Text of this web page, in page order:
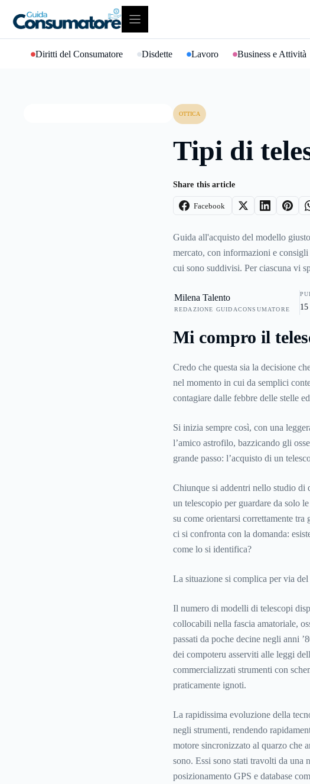
contenuto
Diritti del Consumatore Disdette Lavoro Business e Attività
OTTICA
Tipi di
Share this article
Facebook
Guida all'acquisto del modello
mercato, con informazioni e
cui sono suddivisi. Per ciascuna vi
prezzo, gli schemi ottici dei vari
svantaggi, dove si impiegano e
Milena Talento
REDAZIONE GUIDACONSUMATORE
Mi compro il
Credo che questa sia la decisione
nel momento in cui da semplici
contagiare dalle febbre delle stelle
Si inizia sempre così, con una
l’amico astrofilo, bazzicando gli
grande passo: l’acquisto di un
Chiunque si addentri nello studio di
un telescopio per guardare da solo
su come orientarsi correttamente
ci si confronta con la domanda:
come lo si identifica?
La situazione si complica per via del
Il numero di modelli di telescopi
collocabili nella fascia amatoriale,
passati da poche decine negli anni
dei compoteru asserviti alle leggi
commercializzati strumenti con
praticamente ignoti.
La rapidissima evoluzione della
negli strumenti, rendendo
motore sincronizzato al quarzo che
sono. Essi sono stati travolti da una
posizionamento GPS e database